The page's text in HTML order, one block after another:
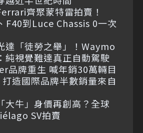
齊聚蒙特雷拍賣！
F40到Luce Chassis 0一次
達「徒勞之舉」！Waymo
純視覺難達真正自動駕駛
品牌重生 喊年銷30萬輛目
造國際品牌半數銷量來自
大牛」身價再創高？全球
SV拍賣